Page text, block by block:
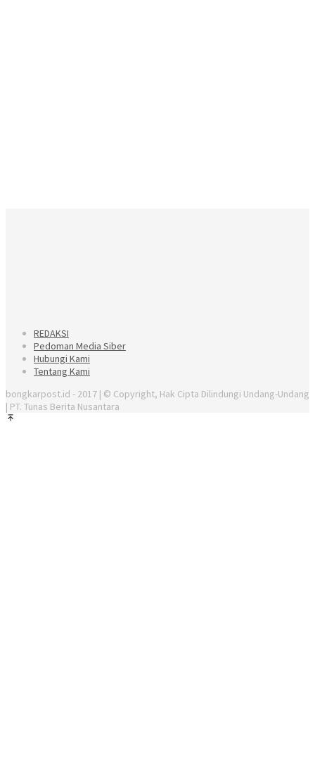
REDAKSI
Pedoman Media Siber
Hubungi Kami
Tentang Kami
bongkarpost.id - 2017 | © Copyright, Hak Cipta Dilindungi Undang-Undang
| PT. Tunas Berita Nusantara